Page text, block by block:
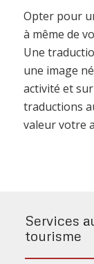
Opter pour
à même de
Une
une image
activité et
traductions
valeur votre
Services
tourisme